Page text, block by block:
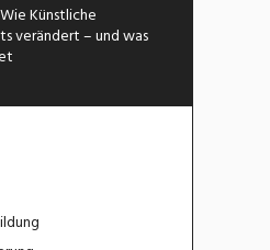
Künstliche
verändert – und was